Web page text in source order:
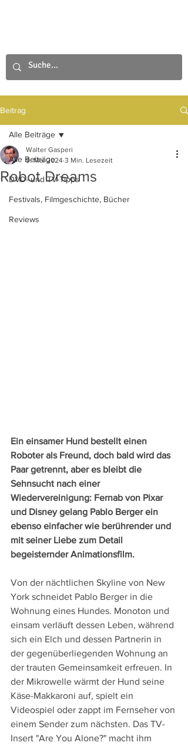
Beitrag
Alle Beiträge
DVD- und TV-Tipps
Festivals, Filmgeschichte, Bücher
Reviews
Alle Beiträge
Robot Dreams
Walter Gasperi
9. Mai 2024 3 Min. Lesezeit
Ein einsamer Hund bestellt einen
Roboter als Freund, doch bald wird das
Paar getrennt, aber es bleibt die
Sehnsucht nach einer
Wiedervereinigung: Fernab von Pixar
und Disney gelang Pablo Berger ein
ebenso einfacher wie berührender und
mit seiner Liebe zum Detail
begeisternder Animationsfilm.
Von der nächtlichen Skyline von New
York schneidet Pablo Berger in die
Wohnung eines Hundes. Monoton und
einsam verläuft dessen Leben, während
sich ein Elch und dessen Partnerin in
der gegenüberliegenden Wohnung an
der trauten Gemeinsamkeit erfreuen. In
der Mikrowelle wärmt der Hund seine
Käse-Makkaroni auf, spielt ein
Videospiel oder zappt im Fernseher von
einem Sender zum nächsten. Das TV-
Insert "Are You Alone?" macht ihm